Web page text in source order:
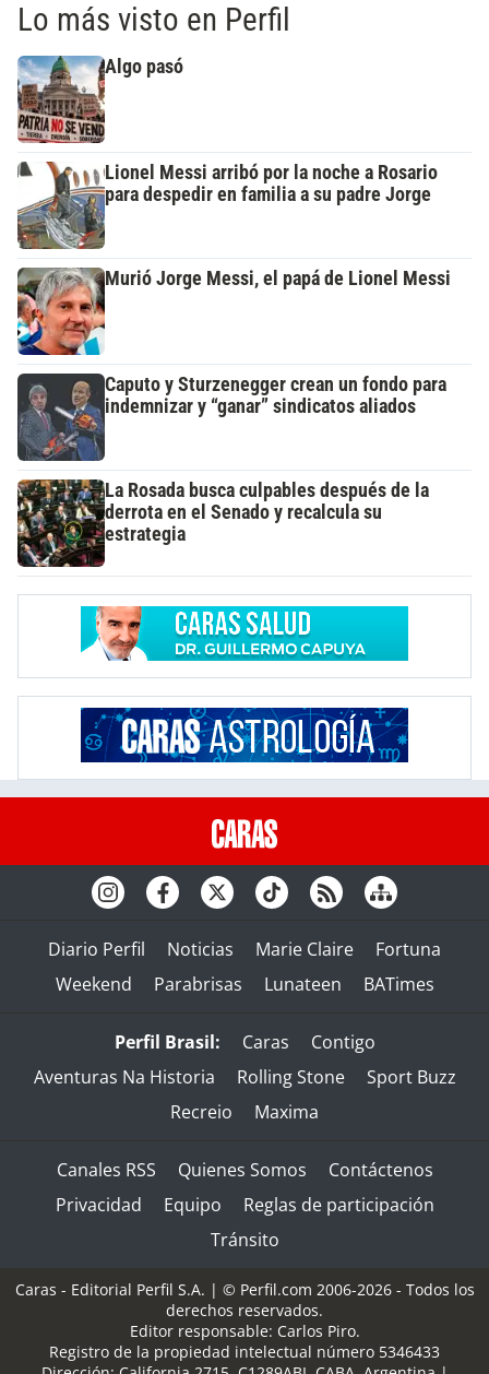
Lo más visto en Perfil
Algo pasó
Lionel Messi arribó por la noche a Rosario
para despedir en familia a su padre Jorge
Murió Jorge Messi, el papá de Lionel Messi
Caputo y Sturzenegger crean un fondo para
indemnizar y “ganar” sindicatos aliados
La Rosada busca culpables después de la
derrota en el Senado y recalcula su
estrategia
Diario Perfil Noticias Marie Claire
Fortuna
Weekend
Parabrisas Lunateen BATimes
Perfil Brasil: Caras
Contigo
Aventuras Na Historia
Rolling Stone
Sport Buzz
Recreio
Maxima
Canales RSS Quienes Somos
Contáctenos
Privacidad
Equipo
Reglas de participación
Tránsito
Caras - Editorial Perfil S.A. | © Perfil.com 2006-2026 - Todos los
derechos reservados.
Editor responsable: Carlos Piro.
Registro de la propiedad intelectual número 5346433